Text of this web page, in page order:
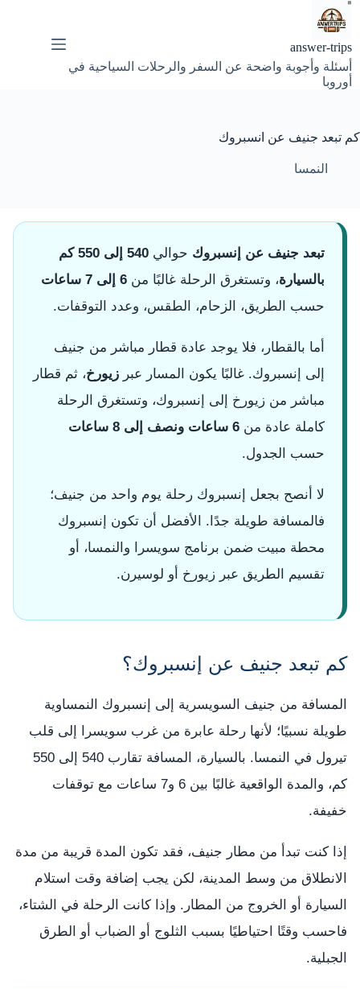
التجاوز
إلى
answer-trips
أسئلة وأجوبة واضحة عن السفر والرحلات السياحية في
أوروبا
كم تبعد جنيف عن انسبروك
النمسا
تبعد جنيف عن إنسبروك حوالي
540 إلى 550 كم
بالسيارة، وتستغرق الرحلة غالبًا من 6 إلى 7 ساعات
حسب الطريق، الزحام، الطقس، وعدد التوقفات.
أما بالقطار، فلا يوجد عادة قطار مباشر من جنيف
إلى إنسبروك. غالبًا يكون المسار عبر زيورخ، ثم قطار
مباشر من زيورخ إلى إنسبروك، وتستغرق الرحلة
كاملة عادة من 6 ساعات ونصف إلى 8 ساعات
حسب الجدول.
لا أنصح بجعل إنسبروك رحلة يوم واحد من جنيف؛
فالمسافة طويلة جدًا. الأفضل أن تكون إنسبروك
محطة مبيت ضمن برنامج سويسرا والنمسا، أو
تقسيم الطريق عبر زيورخ أو لوسيرن.
كم تبعد جنيف عن إنسبروك؟
المسافة من جنيف السويسرية إلى إنسبروك النمساوية
طويلة نسبيًا؛ لأنها رحلة عابرة من غرب سويسرا إلى قلب
تيرول في النمسا. بالسيارة، المسافة تقارب 540 إلى 550
كم، والمدة الواقعية غالبًا بين 6 و7 ساعات مع توقفات
خفيفة.
إذا كنت تبدأ من مطار جنيف، فقد تكون المدة قريبة من مدة
الانطلاق من وسط المدينة، لكن يجب إضافة وقت استلام
السيارة أو الخروج من المطار. وإذا كانت الرحلة في الشتاء،
فاحسب وقتًا احتياطيًا بسبب الثلوج أو الضباب أو الطرق
الجبلية.